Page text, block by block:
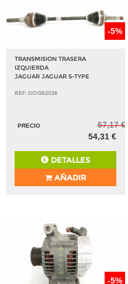
-5%
TRANSMISION TRASERA
IZQUIERDA
JAGUAR JAGUAR S-TYPE
REF: DO1382026
PRECIO
57,17 €
54,31 €
DETALLES
AÑADIR
-5%